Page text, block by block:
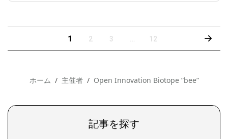
1 2 3 12
ホーム 主催者 Open Innovation Biotope ”bee”
記事を探す